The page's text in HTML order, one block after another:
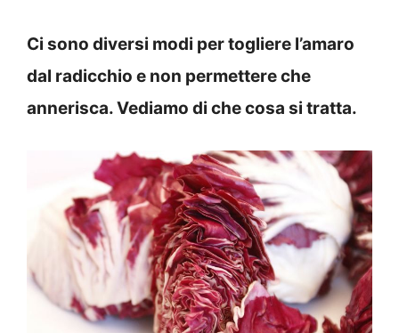
Ci sono diversi modi per togliere l’amaro
dal radicchio e non permettere che
annerisca. Vediamo di che cosa si tratta.